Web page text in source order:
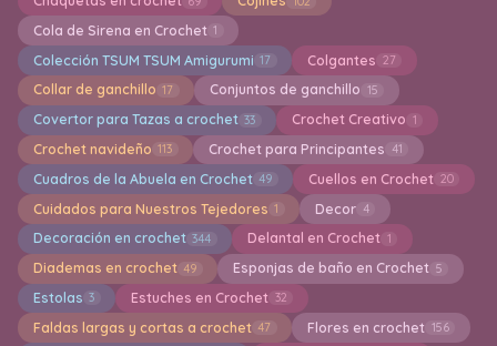
Cola de Sirena en Crochet 1
Colección TSUM TSUM Amigurumi 17 Colgantes 27
Collar de ganchillo 17 Conjuntos de ganchillo 15
Covertor para Tazas a crochet 33 Crochet Creativo 1
Crochet navideño 113 Crochet para Principantes 41
Cuadros de la Abuela en Crochet 49 Cuellos en Crochet 20
Cuidados para Nuestros Tejedores 1 Decor 4
Decoración en crochet 344 Delantal en Crochet 1
Diademas en crochet 49 Esponjas de baño en Crochet 5
Estolas 3 Estuches en Crochet 32
Faldas largas y cortas a crochet 47 Flores en crochet 156